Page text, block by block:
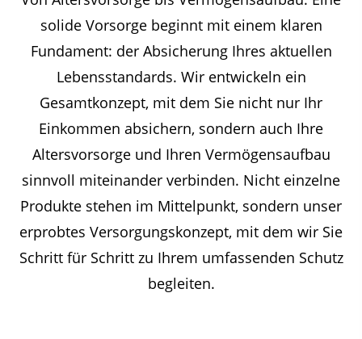
solide Vorsorge beginnt mit einem klaren
Fundament: der Absicherung Ihres aktuellen
Lebensstandards. Wir entwickeln ein
Gesamtkonzept, mit dem Sie nicht nur Ihr
Einkommen absichern, sondern auch Ihre
Altersvorsorge und Ihren Vermögensaufbau
sinnvoll miteinander verbinden. Nicht einzelne
Produkte stehen im Mittelpunkt, sondern unser
erprobtes Versorgungskonzept, mit dem wir Sie
Schritt für Schritt zu Ihrem umfassenden Schutz
begleiten.